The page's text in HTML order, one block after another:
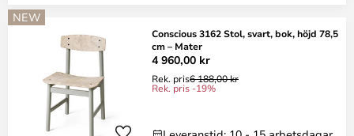
NEW
Conscious 3162 Stol, svart, bok, höjd 78,5
cm – Mater
4 960,00 kr
Rek. pris6 188,00 kr
Rek. pris -19%